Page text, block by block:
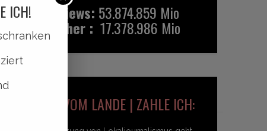
Pageviews: 53.874.859 Mio
Besucher : 17.378.986 Mio
HEIDI VOM LANDE | ZAHLE ICH:
ICH!